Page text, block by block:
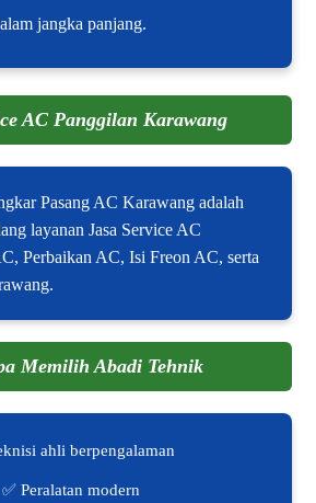
jangka panjang.
AC Panggilan Karawang
Pasang AC Karawang adalah
layanan Jasa Service AC
Perbaikan AC, Isi Freon AC, serta
Memilih Abadi Tehnik
ahli berpengalaman
✅ Peralatan modern